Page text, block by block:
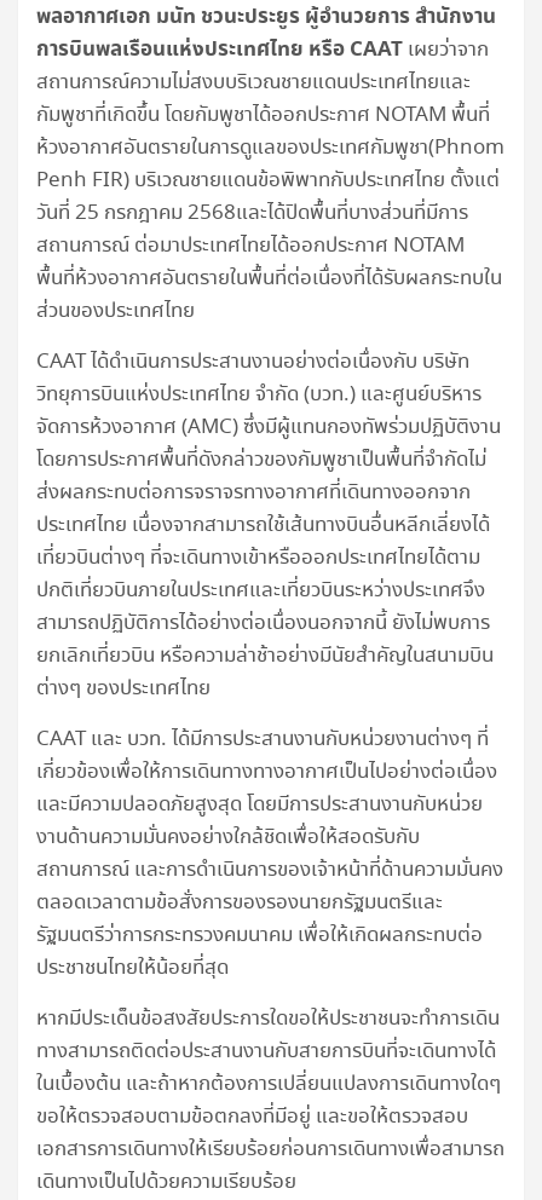
พลอากาศเอก มนัท ชวนะประยูร ผู้อำนวยการ สำนักงาน
การบินพลเรือนแห่งประเทศไทย หรือCAAT เผยว่าจาก
สถานการณ์ความไม่สงบบริเวณชายแดนประเทศไทยและ
กัมพูชาที่เกิดขึ้น โดยกัมพูชาได้ออกประกาศ NOTAM พื้นที่
ห้วงอากาศอันตรายในการดูแลของประเทศกัมพูชา(Phnom
Penh FIR) บริเวณชายแดนข้อพิพาทกับประเทศไทย ตั้งแต่
วันที่ 25 กรกฎาคม 2568และได้ปิดพื้นที่บางส่วนที่มีการ
สถานการณ์ ต่อมาประเทศไทยได้ออกประกาศ NOTAM
พื้นที่ห้วงอากาศอันตรายในพื้นที่ต่อเนื่องที่ได้รับผลกระทบใน
ส่วนของประเทศไทย
CAAT ได้ดำเนินการประสานงานอย่างต่อเนื่องกับ บริษัท
วิทยุการบินแห่งประเทศไทย จำกัด (บวท.) และศูนย์บริหาร
จัดการห้วงอากาศ (AMC) ซึ่งมีผู้แทนกองทัพร่วมปฏิบัติงาน
โดยการประกาศพื้นที่ดังกล่าวของกัมพูชาเป็นพื้นที่จำกัดไม่
ส่งผลกระทบต่อการจราจรทางอากาศที่เดินทางออกจาก
ประเทศไทย เนื่องจากสามารถใช้เส้นทางบินอื่นหลีกเลี่ยงได้
เที่ยวบินต่างๆ ที่จะเดินทางเข้าหรือออกประเทศไทยได้ตาม
ปกติเที่ยวบินภายในประเทศและเที่ยวบินระหว่างประเทศจึง
สามารถปฏิบัติการได้อย่างต่อเนื่องนอกจากนี้ ยังไม่พบการ
ยกเลิกเที่ยวบิน หรือความล่าช้าอย่างมีนัยสำคัญในสนามบิน
ต่างๆ ของประเทศไทย
CAAT และ บวท. ได้มีการประสานงานกับหน่วยงานต่างๆ ที่
เกี่ยวข้องเพื่อให้การเดินทางทางอากาศเป็นไปอย่างต่อเนื่อง
และมีความปลอดภัยสูงสุด โดยมีการประสานงานกับหน่วย
งานด้านความมั่นคงอย่างใกล้ชิดเพื่อให้สอดรับกับ
สถานการณ์ และการดำเนินการของเจ้าหน้าที่ด้านความมั่นคง
ตลอดเวลาตามข้อสั่งการของรองนายกรัฐมนตรีและ
รัฐมนตรีว่าการกระทรวงคมนาคม เพื่อให้เกิดผลกระทบต่อ
ประชาชนไทยให้น้อยที่สุด
หากมีประเด็นข้อสงสัยประการใดขอให้ประชาชนจะทำการเดิน
ทางสามารถติดต่อประสานงานกับสายการบินที่จะเดินทางได้
ในเบื้องต้น และถ้าหากต้องการเปลี่ยนแปลงการเดินทางใดๆ
ขอให้ตรวจสอบตามข้อตกลงที่มีอยู่ และขอให้ตรวจสอบ
เอกสารการเดินทางให้เรียบร้อยก่อนการเดินทางเพื่อสามารถ
เดินทางเป็นไปด้วยความเรียบร้อย